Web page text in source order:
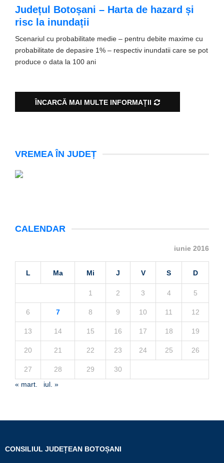
Județul Botoșani – Harta de hazard și
risc la inundații
Scenariul cu probabilitate medie – pentru debite maxime cu
probabilitate de depasire 1% – respectiv inundatii care se pot
produce o data la 100 ani
ÎNCARCĂ MAI MULTE INFORMAȚII
VREMEA ÎN JUDEȚ
CALENDAR
iunie 2016
L Ma Mi J V S D
1 2 3 4 5
6 7 8 9 10 11 12
13 14 15 16 17 18 19
20 21 22 23 24 25 26
27 28 29
30
« mart.
iul. »
CONSILIUL JUDEȚEAN BOTOȘANI